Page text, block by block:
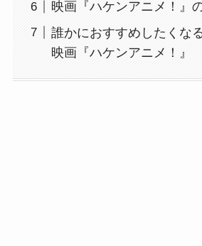
映画『ハケンアニメ！』
誰かにおすすめしたくな
映画『ハケンアニメ！』